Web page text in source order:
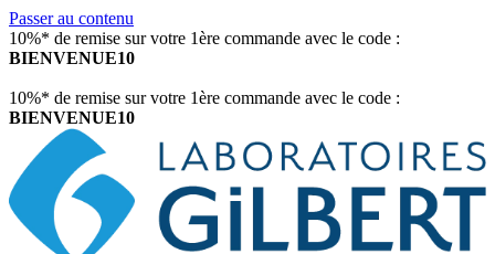
Passer au contenu
10%* de remise sur votre 1ère commande avec le code :
BIENVENUE10
10%* de remise sur votre 1ère commande avec le code :
BIENVENUE10